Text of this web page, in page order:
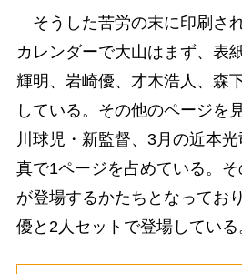
そうした苦労の末に印刷さ
カレンダーで大山はまず、表
輝明、岩崎優、才木浩人、森
している。その他のページを
川球児・新監督、3月の近本
真で1ページを占めている。
が登場するかたちとなってお
優と2人セットで登場している